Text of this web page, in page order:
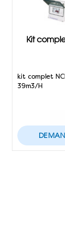
Kit
kit complet
39m3/H